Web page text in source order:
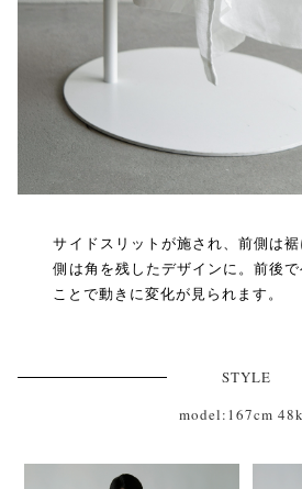
サイドスリットが施され、前側は
側は角を残したデザインに。前後
ことで動きに変化が見られます。
STYLE
model:167cm